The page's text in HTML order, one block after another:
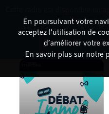
En poursuivant votre
acceptez l’utilisation de
d’améliorer votre
En savoir plus sur notre
dessous
Non merci